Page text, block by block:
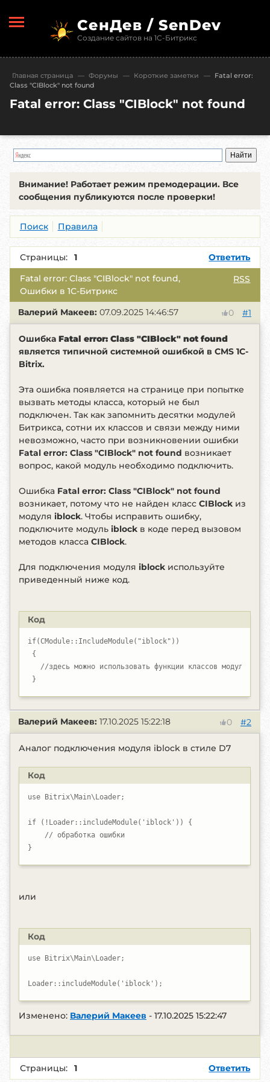
СенДев / SenDev
Создание сайтов на 1С-Битрикс
Главная страница — Форумы — Короткие заметки — Fatal error:
Class "CIBlock" not found
Fatal error: Class "CIBlock" not found
Внимание! Работает режим премодерации. Все
сообщения публикуются после проверки!
Поиск Правила
Страницы: 1
Ответить
RSS
Fatal error: Class "CIBlock" not found,
Ошибки в 1С-Битрикс
#1
0
Валерий Макеев: 07.09.2025 14:46:57
Ошибка Fatal error: Class "CIBlock" not found
является типичной системной ошибкой в CMS 1C-
Bitrix.
Эта ошибка появляется на странице при попытке
вызвать методы класса, который не был
подключен. Так как запомнить десятки модулей
Битрикса, сотни их классов и связи между ними
невозможно, часто при возникновении ошибки
Fatal error: Class "CIBlock" not found возникает
вопрос, какой модуль необходимо подключить.
Ошибка Fatal error: Class "CIBlock" not found
возникает, потому что не найден класс CIBlock из
модуля iblock. Чтобы исправить ошибку,
подключите модуль iblock в коде перед вызовом
методов класса CIBlock.
Для подключения модуля iblock используйте
приведенный ниже код.
Код
if(CModule::IncludeModule("iblock"))
{
//здесь можно использовать функции классов модуля
}
#2
0
Валерий Макеев: 17.10.2025 15:22:18
Аналог подключения модуля iblock в стиле D7
Код
use Bitrix\Main\Loader;
if (!Loader::includeModule('iblock')) {
// обработка ошибки
}
или
Код
use Bitrix\Main\Loader;
Loader::includeModule('iblock');
Изменено: Валерий Макеев - 17.10.2025 15:22:47
Страницы: 1 Ответить